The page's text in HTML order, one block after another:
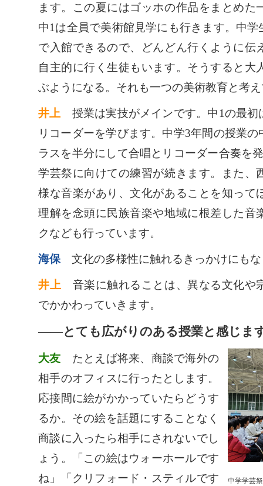
ます。この夏にはゴッホの作品をまとめた
中1は全員で美術館見学にも行きます。中
で入館できるので、どんどん行くように伝
自主的に行く生徒もいます。そうすると大
ぶようになる。それも一つの美術教育と考
井上 授業は実技がメインです。中1の最初
リコーダーを学びます。中学3年間の授業
ラスを半分にして合唱とリコーダー合奏を
学芸祭に向けての練習が続きます。また、
様な音楽があり、文化があることを知って
理解を念頭に民族音楽や地域に根差した音
クなども行っています。
海保 文化の多様性に触れるきっかけにも
井上 音楽に触れることは、異なる文化や
でかかわっていきます。
――とても広がりのある授業と感じま
中学学芸
大友 たとえば将来、商談で海外の
相手のオフィスに行ったとします。
応接間に絵がかかっていたらどうす
るか。その絵を話題にすることなく
商談に入ったら相手にされないでし
ょう。「この絵はウォーホールです
ね」「クリフォード・スティルです